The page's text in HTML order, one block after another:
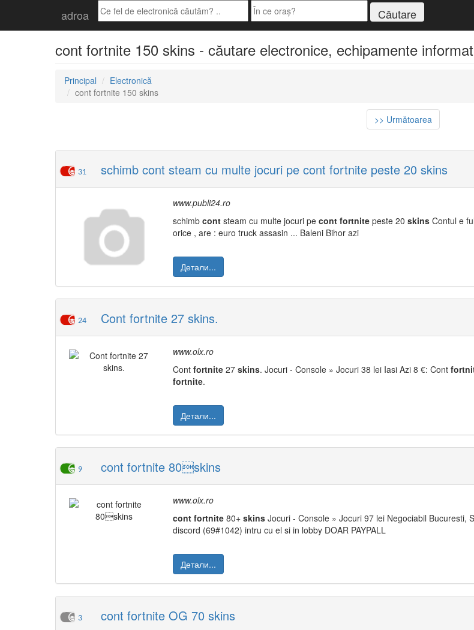
adroa
cont fortnite 150 skins - căutare electronice, echipamente
Principal
Electronică
cont fortnite 150 skins
>> Următoarea
31 schimb cont steam cu multe jocuri pe cont fortnite peste 20 skins
www.publi24.ro
schimb cont steam cu multe jocuri pe cont fortnite peste 20 skins Contul e
orice , are : euro truck assasin ... Baleni Bihor azi
Детали...
24 Cont fortnite 27 skins.
www.olx.ro
Cont fortnite 27 skins. Jocuri - Console » Jocuri 38 lei Iasi Azi 8 €: Cont
fortnite.
Детали...
9 cont fortnite 80skins
www.olx.ro
cont fortnite 80+ skins Jocuri - Console » Jocuri 97 lei Negociabil Bucuresti,
discord (69#1042) intru cu el si in lobby DOAR PAYPALL
Детали...
3 cont fortnite OG 70 skins